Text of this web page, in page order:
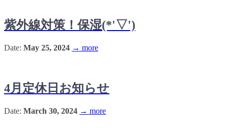
紫外線対策！保湿(*'▽')
Date: May 25, 2024 → more
4月定休日お知らせ
Date: March 30, 2024 → more